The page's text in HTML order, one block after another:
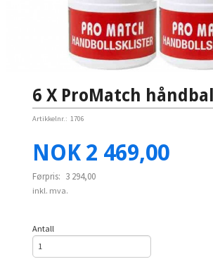
6 X ProMatch
Artikkelnr.: 1706
Tilbud
NOK 2 469,00
Førpris: 3 294,00
inkl. mva.
Antall